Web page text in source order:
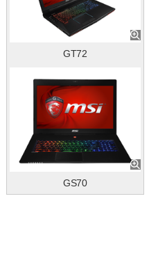
GT72
GS70